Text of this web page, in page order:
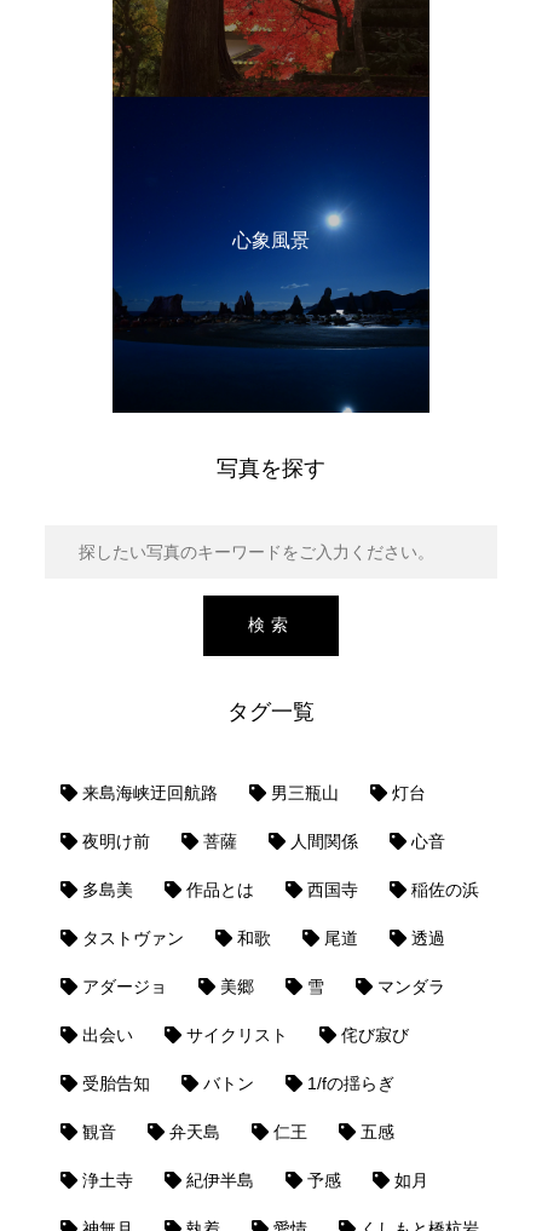
心象風景
写真を探す
タグ一覧
来島海峡迂回航路 男三瓶山 灯台
夜明け前 菩薩 人間関係 心音
多島美 作品とは 西国寺 稲佐の浜
タストヴァン 和歌 尾道 透過
アダージョ 美郷 雪 マンダラ
出会い サイクリスト 侘び寂び
受胎告知 バトン 1/fの揺らぎ
観音 弁天島 仁王 五感
浄土寺 紀伊半島 予感 如月